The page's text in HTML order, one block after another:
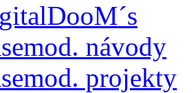
návody
projekty